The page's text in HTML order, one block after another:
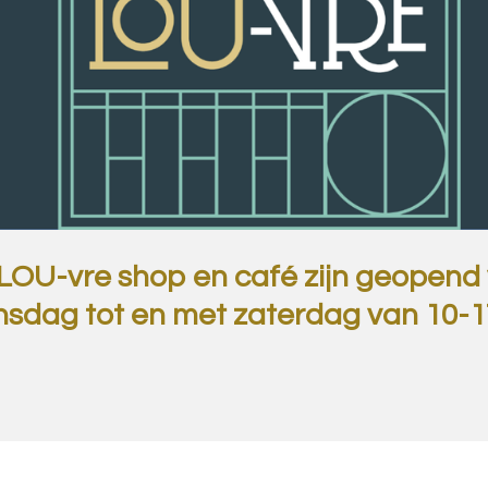
vre shop en café zijn geopend
tot en met zaterdag van 10-